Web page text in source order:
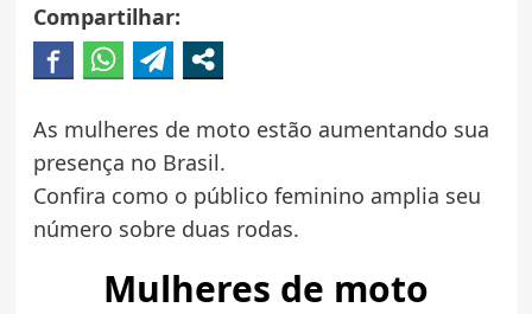
Compartilhar:
As mulheres de moto estão aumentando sua
presença no Brasil.
Confira como o público feminino amplia seu
número sobre duas rodas.
Mulheres de moto